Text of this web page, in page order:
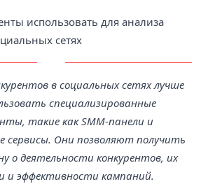
в социальных сетях лучше
специализированные
такие как SMM-панели и
сервисы. Они позволяют получить
о деятельности конкурентов, их
и эффективности кампаний.